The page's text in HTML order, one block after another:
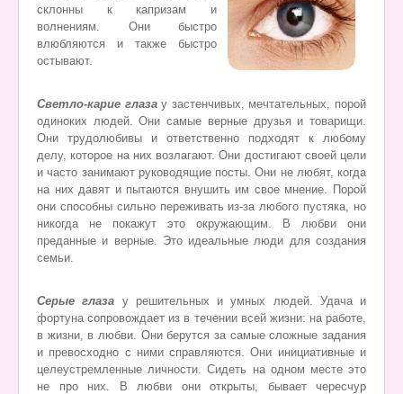
склонны к капризам и
волнениям. Они быстро
влюбляются и также быстро
остывают.
Светло-карие глазау застенчивых, мечтательных, порой
одиноких людей. Они самые верные друзья и товарищи.
Они трудолюбивы и ответственно подходят к любому
делу, которое на них возлагают. Они достигают своей цели
и часто занимают руководящие посты. Они не любят, когда
на них давят и пытаются внушить им свое мнение. Порой
они способны сильно переживать из-за любого пустяка, но
никогда не покажут это окружающим. В любви они
преданные и верные. Это идеальные люди для создания
семьи.
Серые глаза у решительных и умных людей. Удача и
фортуна сопровождает из в течении всей жизни: на работе,
в жизни, в любви. Они берутся за самые сложные задания
и превосходно с ними справляются. Они инициативные и
целеустремленные личности. Сидеть на одном месте это
не про них. В любви они открыты, бывает чересчур